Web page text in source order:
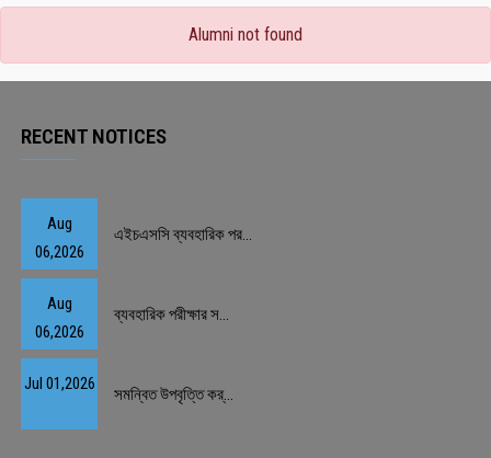
Alumni not found
RECENT NOTICES
Aug
06,2026
এইচএসসি ব্যবহারিক পর...
Aug
06,2026
ব্যবহারিক পরীক্ষার স...
Jul 01,2026
সমন্বিত উপবৃত্তি কর্...